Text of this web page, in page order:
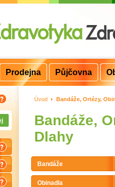
Úvod > Bandáže, Ortézy,
Bandáže,
Dlahy
Bandáže
Obinadla
Prodejna Půjčovna